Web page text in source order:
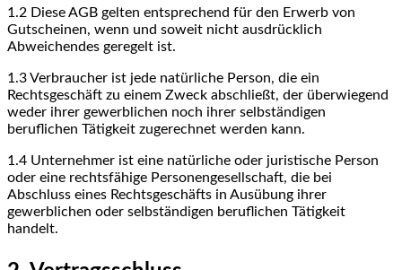
1.2 Diese AGB gelten entsprechend für den Erwerb von
Gutscheinen, wenn und soweit nicht ausdrücklich
Abweichendes geregelt ist.
1.3Verbraucher ist jede natürliche Person, die ein
Rechtsgeschäft zu einem Zweck abschließt, der überwiegend
weder ihrer gewerblichen noch ihrer selbständigen
beruflichen Tätigkeit zugerechnet werden kann.
1.4 Unternehmer ist eine natürliche oder juristische Person
oder eine rechtsfähige Personengesellschaft, die bei
Abschluss eines Rechtsgeschäfts in Ausübung ihrer
gewerblichen oder selbständigen beruflichen Tätigkeit
handelt.